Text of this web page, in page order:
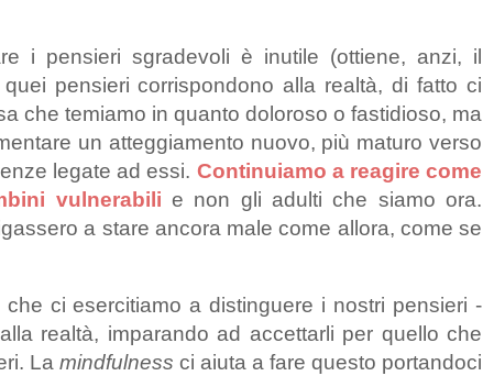
i pensieri sgradevoli è inutile (ottiene, anzi, il
pensieri corrispondono alla realtà, di fatto ci
che temiamo in quanto doloroso o fastidioso, ma
un atteggiamento nuovo, più maturo verso
legate ad essi. Continuiamo a reagire come
vulnerabili e non gli adulti che siamo ora.
a stare ancora male come allora, come se
ci esercitiamo a distinguere i nostri pensieri -
realtà, imparando ad accettarli per quello che
La mindfulness ci aiuta a fare questo portandoci